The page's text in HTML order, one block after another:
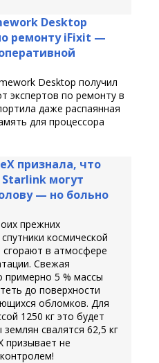
Desktop
ремонту iFixit —
Desktop получил
экспертов по ремонту в
даже распаянная
для процессора
признала, что
могут
— но больно
прежних
космической
сгорают в атмосфере
Свежая
примерно 5 % массы
до поверхности
обломков. Для
1250 кг это будет
свалятся 62,5 кг
призывает не